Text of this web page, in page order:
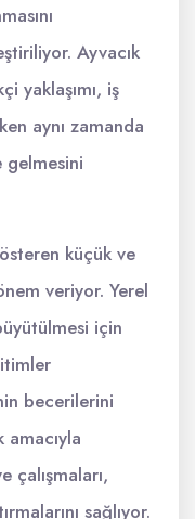
Ayvacık
yaklaşımı, iş
aynı zamanda
küçük ve
veriyor. Yerel
için
becerilerini
amacıyla
çalışmaları,
sağlıyor.